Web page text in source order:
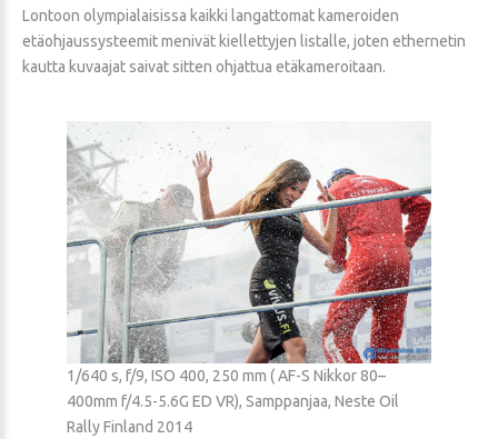
Lontoon olympialaisissa kaikki langattomat kameroiden
etäohjaussysteemit menivät kiellettyjen listalle, joten ethernetin
kautta kuvaajat saivat sitten ohjattua etäkameroitaan.
1/640 s, f/9, ISO 400, 250 mm ( AF-S Nikkor 80–
400mm f/4.5-5.6G ED VR), Samppanjaa, Neste Oil
Rally Finland 2014